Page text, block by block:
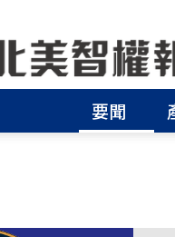
北
美
智
權
│
│
要聞